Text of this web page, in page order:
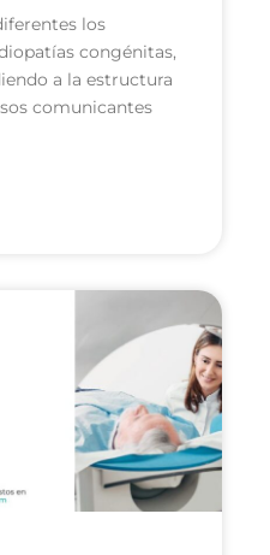
los
congénitas,
a la estructura
comunicantes